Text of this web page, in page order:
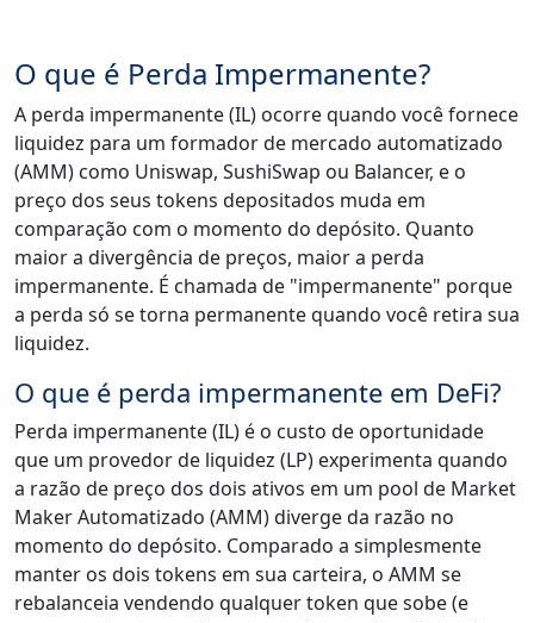
O que é Perda Impermanente?
A perda impermanente (IL) ocorre quando você fornece
liquidez para um formador de mercado automatizado
(AMM) como Uniswap, SushiSwap ou Balancer, e o
preço dos seus tokens depositados muda em
comparação com o momento do depósito. Quanto
maior a divergência de preços, maior a perda
impermanente. É chamada de "impermanente" porque
a perda só se torna permanente quando você retira sua
liquidez.
O que é perda impermanente em DeFi?
Perda impermanente (IL) é o custo de oportunidade
que um provedor de liquidez (LP) experimenta quando
a razão de preço dos dois ativos em um pool de Market
Maker Automatizado (AMM) diverge da razão no
momento do depósito. Comparado a simplesmente
manter os dois tokens em sua carteira, o AMM se
rebalanceia vendendo qualquer token que sobe (e